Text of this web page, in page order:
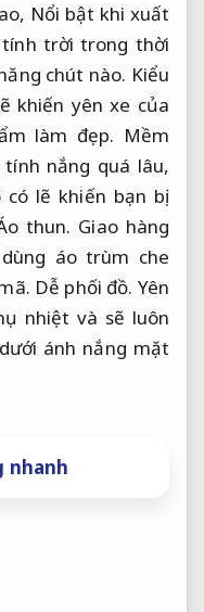
Nổi bật khi xuất
trời trong thời
chút nào. Kiểu
khiến yên xe của
làm đẹp. Mềm
nắng quá lâu,
lẽ khiến bạn bị
thun. Giao hàng
áo trùm che
Dễ phối đồ. Yên
nhiệt và sẽ luôn
ánh nắng mặt
nhanh